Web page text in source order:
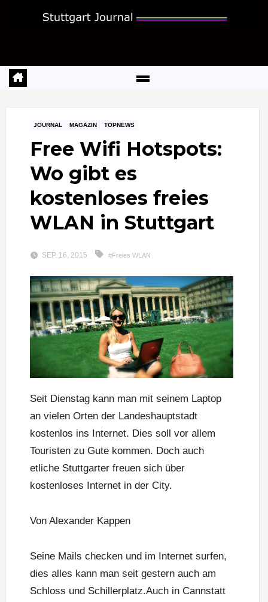
JOURNAL MAGAZIN TOPNEWS
Free Wifi Hotspots:
Wo gibt es
kostenloses freies
WLAN in Stuttgart
SEP. 16, 2015 #Freies WLAN
Seit Dienstag kann man mit seinem Laptop
an vielen Orten der Landeshauptstadt
kostenlos ins Internet. Dies soll vor allem
Touristen zu Gute kommen. Doch auch
etliche Stuttgarter freuen sich über
kostenloses Internet in der City.
Von Alexander Kappen
Seine Mails checken und im Internet surfen,
dies alles kann man seit gestern auch am
Schloss­ und Schillerplatz.Auch in Cannstatt